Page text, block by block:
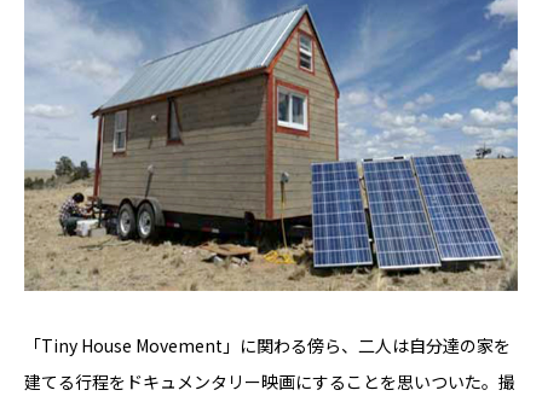
「Tiny House Movement」に関わる傍ら、二人は自分達の家を
建てる行程をドキュメンタリー映画にすることを思いついた。撮